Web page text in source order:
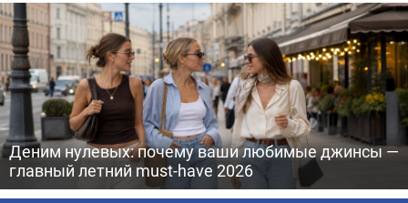
Деним нулевых: почему ваши любимые джинсы —
главный летний must-have 2026